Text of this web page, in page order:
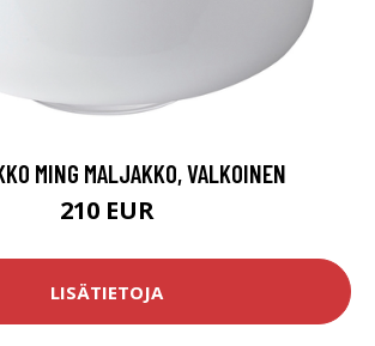
MING MALJAKKO, VALKOINEN
210 EUR
LISÄTIETOJA